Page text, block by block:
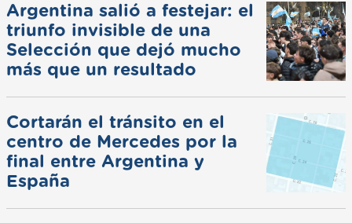
Argentina salió a festejar: el
triunfo invisible de una
Selección que dejó mucho
más que un resultado
Cortarán el tránsito en el
centro de Mercedes por la
final entre Argentina y
España